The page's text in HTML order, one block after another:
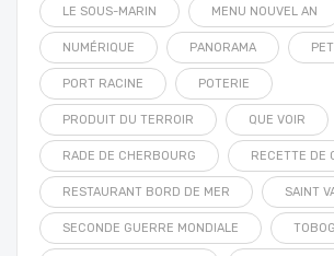
LE SOUS-MARIN MENU NOUVEL AN
NUMÉRIQUE PANORAMA
PORT RACINE POTERIE
PRODUIT DU TERROIR QUE VOIR
RADE DE CHERBOURG RECETTE DE
RESTAURANT BORD DE MER SAINT
SECONDE GUERRE MONDIALE